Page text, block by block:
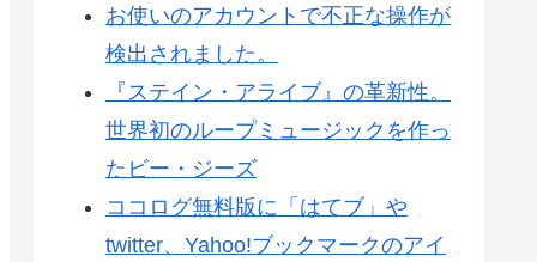
お使いのアカウントで不正な操作が
検出されました。
『ステイン・アライブ』の革新性。
世界初のループミュージックを作っ
たビー・ジーズ
ココログ無料版に「はてブ」や
twitter、Yahoo!ブックマークのアイ